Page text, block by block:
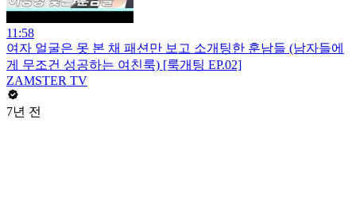
11:58
여자 얼굴은 못 본 채 패션만 보고 소개팅한 훈남들 (남자들에
게 무조건 성공하는 여친룩) [룩개팅 EP.02]
ZAMSTER TV
7년 전